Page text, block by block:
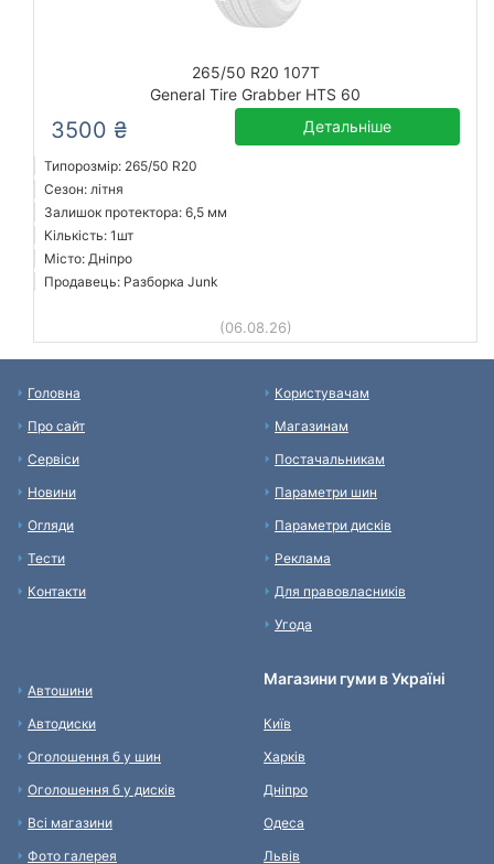
265/50 R20 107T
General Tire Grabber HTS 60
3500 ₴ Детальніше
Типорозмір: 265/50 R20
Сезон: літня
Залишок протектора: 6,5 мм
Кількість: 1шт
Місто: Дніпро
Продавець: Разборка Junk
(06.08.26)
Головна
Про сайт
Сервіси
Новини
Огляди
Тести
Контакти
Користувачам
Магазинам
Постачальникам
Параметри шин
Параметри дисків
Реклама
Для правовласників
Угода
Автошини
Автодиски
Оголошення б у шин
Оголошення б у дисків
Всі магазини
Фото галерея
Магазини гуми в Україні
Київ
Харків
Дніпро
Одеса
Львів